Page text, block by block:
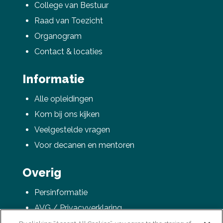
College van Bestuur
Raad van Toezicht
Organogram
Contact & locaties
Informatie
Alle opleidingen
Kom bij ons kijken
Veelgestelde vragen
Voor decanen en mentoren
Overig
Persinformatie
AVG / Privacyverklaring